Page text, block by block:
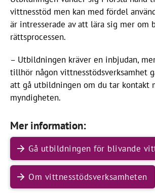
vittnesstöd men kan med fördel
är intresserade av att lära sig mer om
rättsprocessen.
– Utbildningen kräver en inbjudan,
tillhör någon vittnesstödsverksamhet
att gå utbildningen om du tar kontakt
myndigheten.
Mer information:
Gå utbildningen för blivande
Om vittnesstödsverksamheten